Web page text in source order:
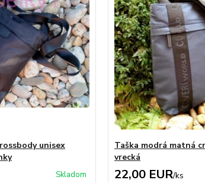
unisex
Skladom
Taška modrá matná
vrecká
22,00 EUR/ks